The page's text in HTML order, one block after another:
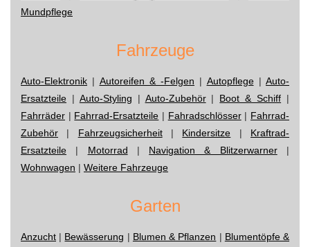
Mundpflege
Fahrzeuge
Auto-Elektronik | Autoreifen & -Felgen | Autopflege| Auto-
Ersatzteile | Auto-Styling | Auto-Zubehör| Boot & Schiff |
Fahrräder | Fahrrad-Ersatzteile | Fahradschlösser| Fahrrad-
Zubehör | Fahrzeugsicherheit| Kindersitze | Kraftrad-
Ersatzteile | Motorrad | Navigation & Blitzerwarner|
Wohnwagen | Weitere Fahrzeuge
Garten
Anzucht | Bewässerung | Blumen & Pflanzen | Blumentöpfe &